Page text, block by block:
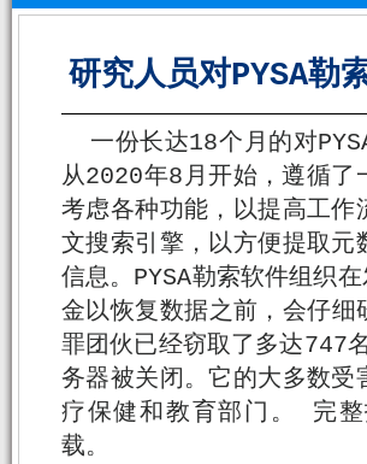
研究人员对PYSA
一份长达18个月的对
从2020年8月开始，遵循了
考虑各种功能，以提高工
文搜索引擎，以方便提取
信息。PYSA勒索软件组织
金以恢复数据之前，会仔
罪团伙已经窃取了多达747
务器被关闭。它的大多数
疗保健和教育部门。 完
载。